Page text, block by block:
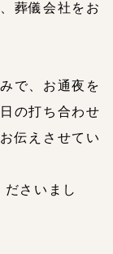
葬儀会社をお
で、お通夜を
の打ち合わせ
伝えさせてい
さいまし